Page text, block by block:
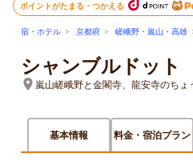
ポイントがたまる・つかえる
宿・ホテル > 京都府 > 嵯峨野・嵐山・高雄
シャンブルドッ
嵐山嵯峨野と金閣寺、龍安寺のちょ
基本情報 料金・宿泊プラン